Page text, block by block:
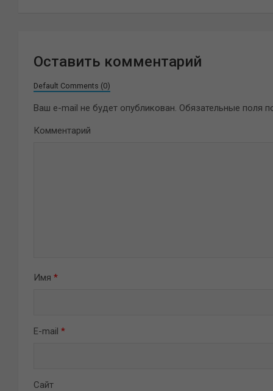
Оставить комментарий
Default Comments (0)
Ваш e-mail не будет опубликован. Обязательные поля
Комментарий
Имя *
E-mail *
Сайт